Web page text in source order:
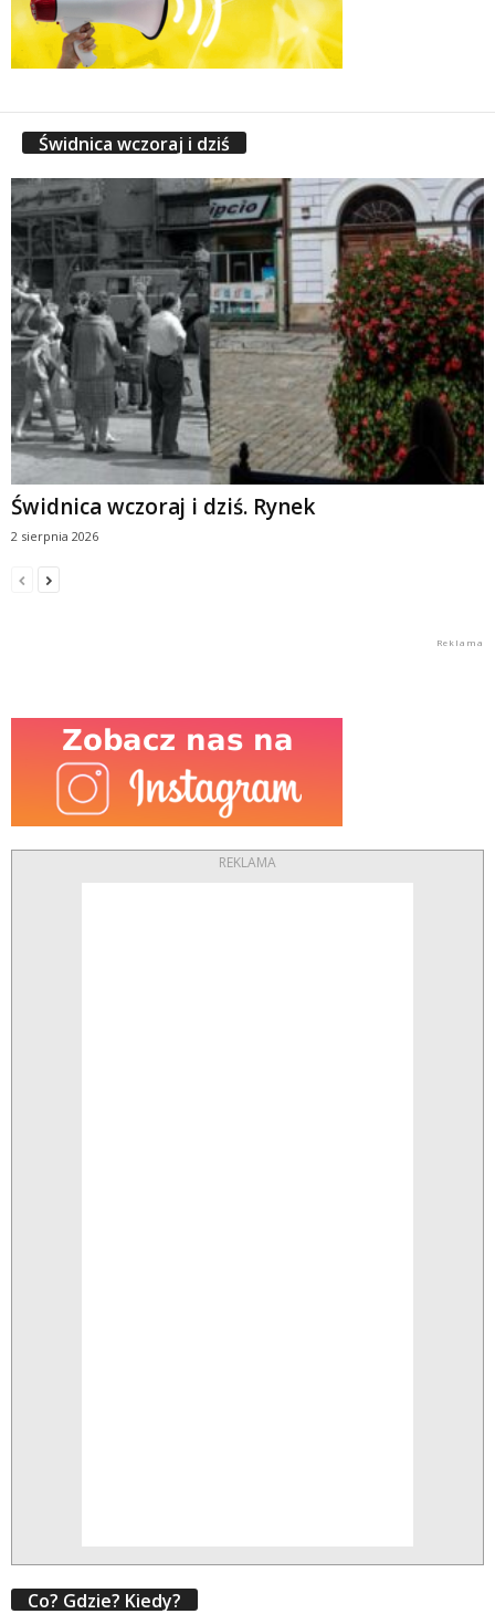
Świdnica wczoraj i dziś
Świdnica wczoraj i dziś. Rynek
2 sierpnia 2026
REKLAMA
Co? Gdzie? Kiedy?